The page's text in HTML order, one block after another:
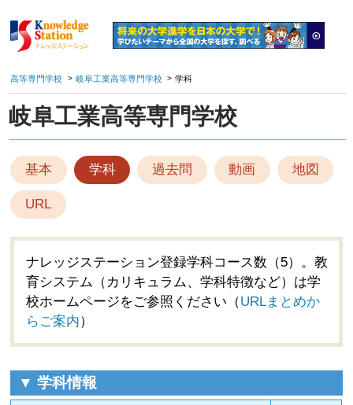
高等専門学校 岐阜工業高等専門学校 学科
岐阜工業高等専門学校
基本 学科 過去問 動画 地図
URL
ナレッジステーション登録学科コース数（5）。教
育システム（カリキュラム、学科特徴など）は学
校ホームページをご参照ください（URLまとめか
らご案内）
▼ 学科情報